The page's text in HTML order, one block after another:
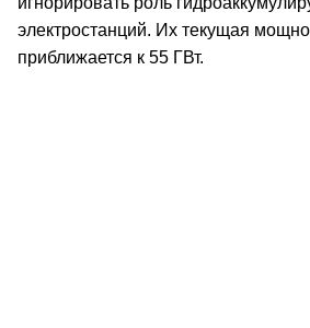
электростанций. Их текущая
приближается к 55 ГВт.